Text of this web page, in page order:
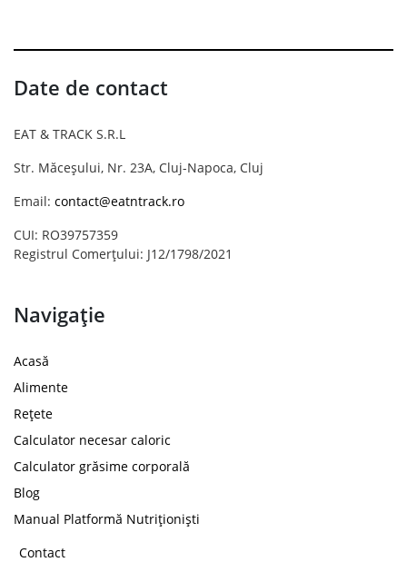
Date de contact
EAT & TRACK S.R.L
Str. Măceșului, Nr. 23A, Cluj-Napoca, Cluj
Email: contact@eatntrack.ro
CUI: RO39757359
Registrul Comerțului: J12/1798/2021
Navigație
Acasă
Alimente
Rețete
Calculator necesar caloric
Calculator grăsime corporală
Blog
Manual Platformă Nutriționiști
Contact